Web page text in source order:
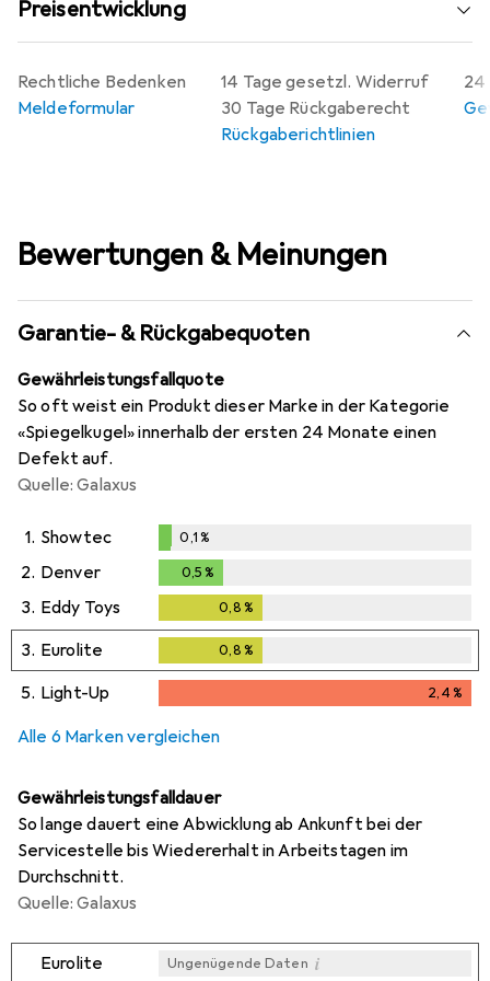
Preisentwicklung
14 Tage gesetzl. Widerruf
30 Tage Rückgaberecht
Rückgaberichtlinien
24
Rechtliche Bedenken
Meldeformular
Bewertungen & Meinungen
Garantie- & Rückgabequoten
Gewährleistungsfallquote
So oft weist ein Produkt dieser Marke in der Kategorie
«Spiegelkugel» innerhalb der ersten 24 Monate einen
Defekt auf.
Quelle: Galaxus
1. Showtec
%
0,1%
2. Denver 0,5 %
3. Eddy Toys 0,8 %
3. Eurolite 0,8 %
5. Light-Up 2,4%
Alle 6 Marken vergleichen
Gewährleistungsfalldauer
So lange dauert eine Abwicklung ab Ankunft bei der
Servicestelle bis Wiedererhalt in Arbeitstagen im
Durchschnitt.
Quelle: Galaxus
Eurolite Ungenügende Daten i